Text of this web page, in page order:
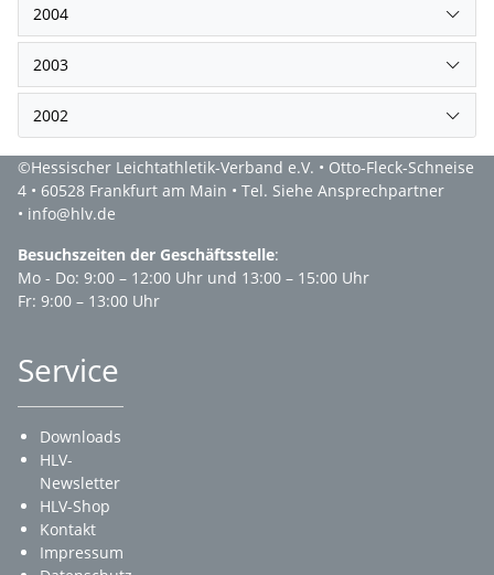
2004
2003
2002
©Hessischer Leichtathletik-Verband e.V. • Otto-Fleck-Schneise
4 • 60528 Frankfurt am Main • Tel. Siehe Ansprechpartner
• info@hlv.de
Besuchszeiten der Geschäftsstelle:
Mo - Do: 9:00 – 12:00 Uhr und 13:00 – 15:00 Uhr
Fr: 9:00 – 13:00 Uhr
Service
Downloads
HLV-
Newsletter
HLV-Shop
Kontakt
Impressum